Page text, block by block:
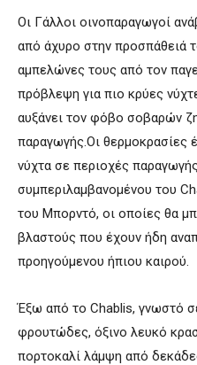
Οι Γάλλοι οινοπαραγωγοί
από άχυρο στην προσπάθειά
αμπελώνες τους από τον
πρόβλεψη για πιο κρύες
αυξάνει τον φόβο σοβαρών
παραγωγής.Οι θερμοκρασίες
νύχτα σε περιοχές
συμπεριλαμβανομένου του
του Μπορντό, οι οποίες θα
βλαστούς που έχουν ήδη
προηγούμενου ήπιου καιρού.
Έξω από το Chablis, γνωστό
φρουτώδες, όξινο λευκό
πορτοκαλί λάμψη από